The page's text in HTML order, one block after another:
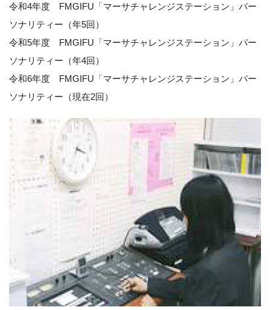
令和4年度 FMGIFU「マーサチャレンジステーション」パー
ソナリティー（年5回）
令和5年度 FMGIFU「マーサチャレンジステーション」パー
ソナリティー（年4回）
令和6年度 FMGIFU「マーサチャレンジステーション」パー
ソナリティー（現在2回）